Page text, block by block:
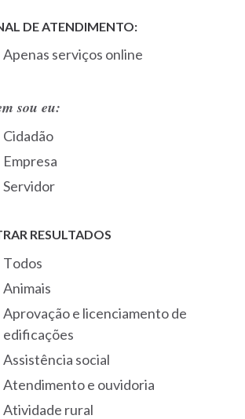
Apenas serviços online
sou eu:
Cidadão
Empresa
Servidor
RESULTADOS
Todos
Animais
Aprovação e licenciamento de
edificações
Assistência social
Atendimento e ouvidoria
Atividade rural